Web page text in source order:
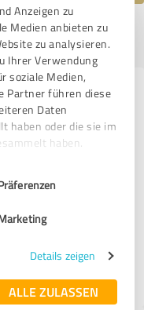
Anzeigen zu
Medien anbieten zu
zu analysieren.
Ihrer Verwendung
soziale Medien,
Partner führen diese
Daten
haben oder die sie im
haben.
Details zeigen
ALLE ZULASSEN
05.08.2026|Profil
Jagd- &